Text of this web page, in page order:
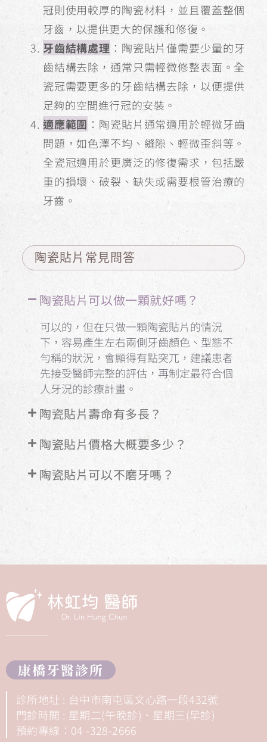
冠則使用較厚的陶瓷材料，並且覆蓋整個
牙齒，以提供更大的保護和修復。
牙齒結構處理 ：陶瓷貼片僅需要少量的牙
齒結構去除，通常只需輕微修整表面。全
瓷冠需要更多的牙齒結構去除，以便提供
足夠的空間進行冠的安裝。
適應範圍 ：陶瓷貼片通常適用於輕微牙齒
問題，如色澤不均、縫隙、輕微歪斜等。
全瓷冠適用於更廣泛的修復需求，包括嚴
重的損壞、破裂、缺失或需要根管治療的
牙齒。
陶瓷貼片常見問答
陶瓷貼片可以做一顆就好嗎？
可以的，但在只做一顆陶瓷貼片的情況
下，容易產生左右兩側牙齒顏色、型態不
勻稱的狀況，會顯得有點突兀，建議患者
先接受醫師完整的評估，再制定最符合個
人牙況的診療計畫。
陶瓷貼片壽命有多長？
陶瓷貼片價格大概要多少？
陶瓷貼片可以不磨牙嗎？
康橋牙醫診所
診所地址 : 台中市南屯區文心路一段432號
門診時間 : 星期二(午晚診)、星期三(早診)
預約專線：04 -328-2666